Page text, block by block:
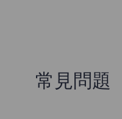
常見問題